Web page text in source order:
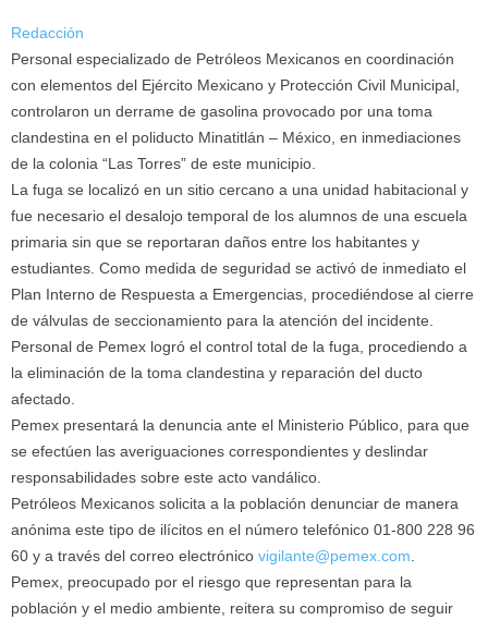
Redacción
Personal especializado de Petróleos Mexicanos en coordinación
con elementos del Ejército Mexicano y Protección Civil Municipal,
controlaron un derrame de gasolina provocado por una toma
clandestina en el poliducto Minatitlán – México, en inmediaciones
de la colonia “Las Torres” de este municipio.
La fuga se localizó en un sitio cercano a una unidad habitacional y
fue necesario el desalojo temporal de los alumnos de una escuela
primaria sin que se reportaran daños entre los habitantes y
estudiantes. Como medida de seguridad se activó de inmediato el
Plan Interno de Respuesta a Emergencias, procediéndose al cierre
de válvulas de seccionamiento para la atención del incidente.
Personal de Pemex logró el control total de la fuga, procediendo a
la eliminación de la toma clandestina y reparación del ducto
afectado.
Pemex presentará la denuncia ante el Ministerio Público, para que
se efectúen las averiguaciones correspondientes y deslindar
responsabilidades sobre este acto vandálico.
Petróleos Mexicanos solicita a la población denunciar de manera
anónima este tipo de ilícitos en el número telefónico 01-800 228 96
60 y a través del correo electrónico vigilante@pemex.com
Pemex, preocupado por el riesgo que representan para la
población y el medio ambiente, reitera su compromiso de seguir